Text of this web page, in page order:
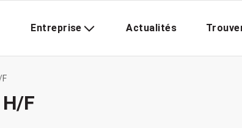
Entreprise Actualités
F